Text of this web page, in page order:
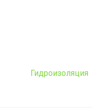
Гидроизоляция